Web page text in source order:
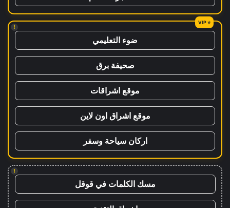
!
ضوء التعليمي
صحيفة برق
موقع اشراقات
موقع اشراق اون لاين
اركان سياحة وسفر
!
مسك الكلمات في قوقل